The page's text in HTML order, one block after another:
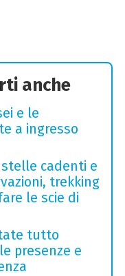
anche
e le
a ingresso
stelle cadenti e
trekking
le scie di
tutto
presenze e